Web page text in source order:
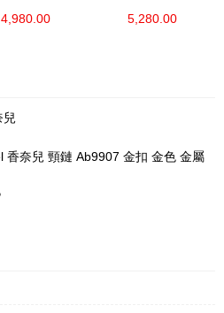
4,980.00 5,280.00
兒
香奈兒 頸鏈 Ab9907 金扣 金色 金屬